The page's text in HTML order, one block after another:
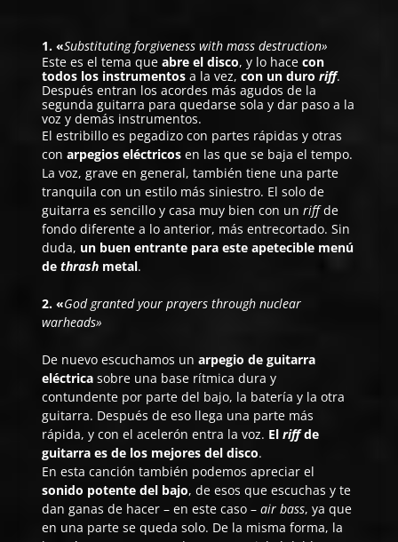
1. «Substituting forgiveness with mass destruction»
Este es el tema queabre el disco, y lo hacecon
todos los instrumentos a la vez,con un duroriff.
Después entran los acordes más agudos de la
segunda guitarra para quedarse sola y dar paso a la
voz y demás instrumentos.
El estribillo es pegadizo con partes rápidas y otras
conarpegios eléctricos en las que se baja el tempo.
La voz, grave en general, también tiene una parte
tranquila con un estilo más siniestro. El solo de
guitarra es sencillo y casa muy bien con unriffde
fondo diferente a lo anterior, más entrecortado. Sin
duda, un buen entrante para este apetecible menú
dethrash metal.
2. «God granted your prayers through nuclear
warheads»
De nuevo escuchamos unarpegio de guitarra
eléctrica sobre una base rítmica dura y
contundente por parte del bajo, la batería y la otra
guitarra. Después de eso llega una parte más
rápida, y con el acelerón entra la voz. Elriffde
guitarra es de los mejores del disco.
En esta canción también podemos apreciar el
sonido potente del bajo, de esos que escuchas y te
dan ganas de hacer – en este caso –air bass, ya que
en una parte se queda solo. De la misma forma, la